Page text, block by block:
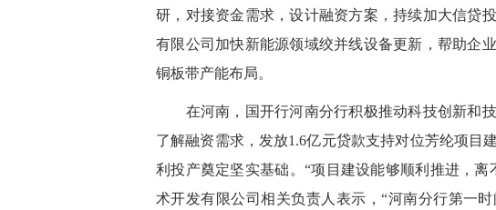
研，对接资金需求，设计融资方案，持续加大信贷
有限公司加快新能源领域绞并线设备更新，帮助企
铜板带产能布局。
在河南，国开行河南分行积极推动科技创新和技
了解融资需求，发放1.6亿元贷款支持对位芳纶项目
利投产奠定坚实基础。“项目建设能够顺利推进，
术开发有限公司相关负责人表示，“河南分行第一